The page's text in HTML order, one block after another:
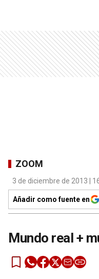
ZOOM
3 de diciembre de 2013 |
Añadir como fuente en
Mundo real +